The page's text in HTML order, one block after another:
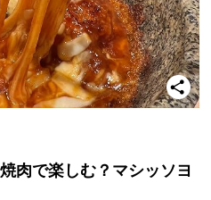
肉で楽しむ？マシッソヨ